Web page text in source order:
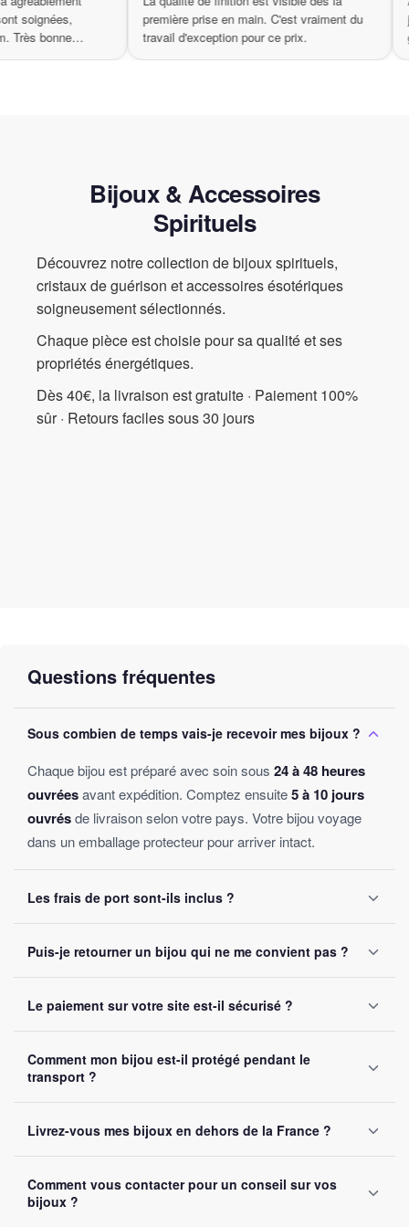
en mousqueton garantissent que le collier sera aussi sécuritaire
qu’élégant, vous permettant de le porter en toute confiance.
perles d’eau doucene sont pas seulement esthétiques ;
elles possèdent des vertus bénéfiques. En portant ce collier, vous
quotidienne. Leur pouvoir curatif est reconnu depuis des siècles,
et elles sont souvent considérées comme des pierres précieuses
qui apaisent l’âme.
Ne manquez pas l’occasion de posséder ce magnifiquecollier en
perles d’eau douce. Sabeauté naturelle
collection de bijoux. Que vous fassiez un cadeau à quelqu’un de
spécial ou que vous décidiez de vous faire plaisir, ce collier
sont soignées,
Très bonne
première prise en main. C'est vraiment du
travail d'exception pour ce prix.
Bijoux & Accessoires
Spirituels
Découvrez notre collection de bijoux spirituels,
cristaux de guérison et accessoires ésotériques
soigneusement sélectionnés.
Chaque pièce est choisie pour sa qualité et ses
propriétés énergétiques.
Dès 40€, la livraison est gratuite · Paiement 100%
sûr · Retours faciles sous 30 jours
Questions fréquentes
Sous combien de temps vais-je recevoir mes bijoux ?
Chaque bijou est préparé avec soin sous 24 à 48 heures
ouvréesavant expédition. Comptez ensuite5 à 10 jours
ouvrésde livraison selon votre pays. Votre bijou voyage
dans un emballage protecteur pour arriver intact.
Les frais de port sont-ils inclus ?
sans montant minimum d'achat. Votre bijou part sous 24 à
48 heures ouvrées.
Puis-je retourner un bijou qui ne me convient pas ?
le retourner. Remboursement intégral garanti, sans
question posée.
Le paiement sur votre site est-il sécurisé ?
SSL. Nous acceptons Visa, Mastercard, PayPal et Apple
Pay. Vos données bancaires ne sont jamais stockées sur
Comment mon bijou est-il protégé pendant le
transport ?
renforcé. Un numéro de suivi vous est envoyé par e-mail
dès l'expédition.
Livrez-vous mes bijoux en dehors de la France ?
Suisse et Canada. Comptez 5 à 10 jours ouvrés selon la
destination.
Comment vous contacter pour un conseil sur vos
bijoux ?